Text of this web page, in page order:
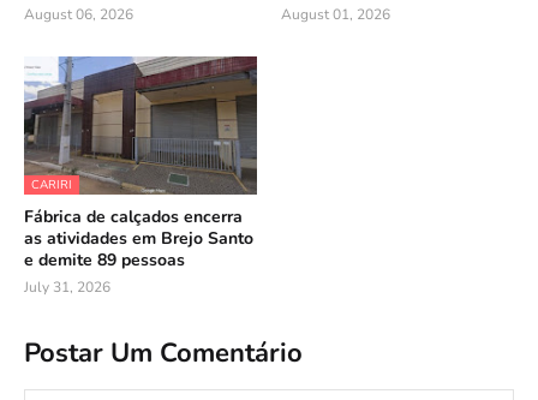
August 06, 2026 August 01, 2026
CARIRI
Fábrica de calçados encerra
as atividades em Brejo Santo
e demite 89 pessoas
July 31, 2026
Postar Um Comentário